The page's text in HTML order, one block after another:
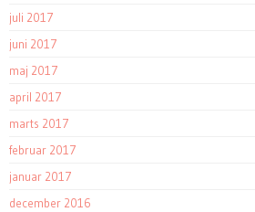
juli 2017
juni 2017
maj 2017
april 2017
marts 2017
februar 2017
januar 2017
december 2016